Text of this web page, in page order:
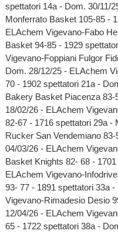
spettatori 14a - Dom. 30/11/
Monferrato Basket 105-85 -
ELAchem Vigevano-Fabo
Basket 94-85 - 1929
Vigevano-Foppiani Fulgor
Dom. 28/12/25 - ELAchem
70 - 1902 spettatori 21a -
Bakery Basket Piacenza 83-
18/02/26 - ELAchem
82-67 - 1716 spettatori 29a -
Rucker San Vendemiano
04/03/26 - ELAchem
Basket Knights 82- 68 -
ELAchem Vigevano-
93- 77 - 1891 spettatori 33a
Vigevano-Rimadesio Desio
12/04/26 - ELAchem
65 - 1722 spettatori 38a -